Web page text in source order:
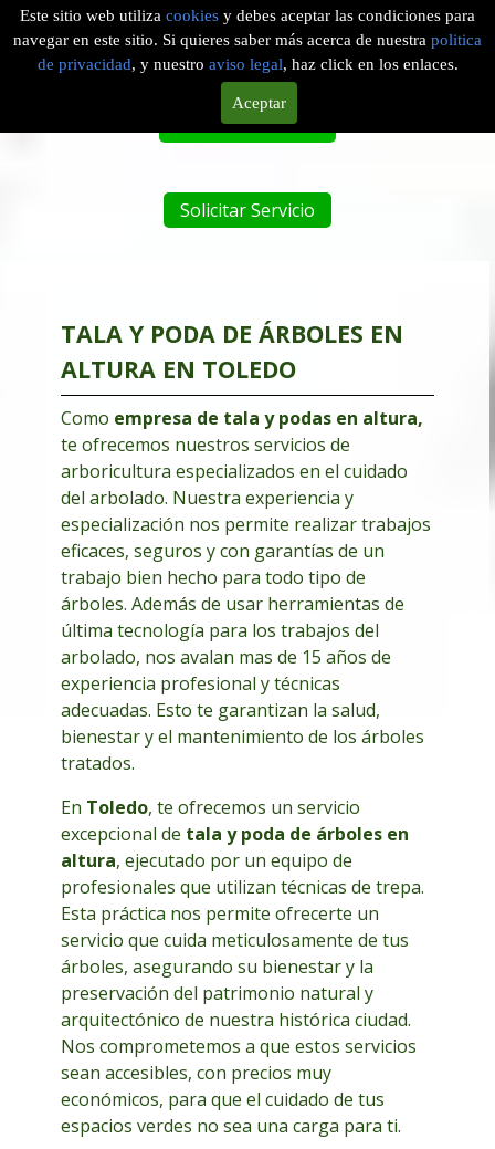
Este sitio web utiliza cookies y debes aceptar las condiciones para
navegar en este sitio. Si quieres saber más acerca de nuestra politica
de privacidad, y nuestro aviso legal, haz click en los enlaces.
Aceptar
EMPRESA DE PODAS EN ALTURA EN ONTÍGOLA, TOLEDO
Tel. 601 904 756
Solicitar Servicio
TALA Y PODA DE ÁRBOLES EN
ALTURA EN TOLEDO
Como empresa de tala y podas en altura,
te ofrecemos nuestros servicios de
arboricultura especializados en el cuidado
del arbolado. Nuestra experiencia y
especialización nos permite realizar trabajos
eficaces, seguros y con garantías de un
trabajo bien hecho para todo tipo de
árboles. Además de usar herramientas de
última tecnología para los trabajos del
arbolado, nos avalan mas de 15 años de
experiencia profesional y técnicas
adecuadas. Esto te garantizan la salud,
bienestar y el mantenimiento de los árboles
tratados.
En Toledo, te ofrecemos un servicio
excepcional de tala y poda de árboles en
altura, ejecutado por un equipo de
profesionales que utilizan técnicas de trepa.
Esta práctica nos permite ofrecerte un
servicio que cuida meticulosamente de tus
árboles, asegurando su bienestar y la
preservación del patrimonio natural y
arquitectónico de nuestra histórica ciudad.
Nos comprometemos a que estos servicios
sean accesibles, con precios muy
económicos, para que el cuidado de tus
espacios verdes no sea una carga para ti.